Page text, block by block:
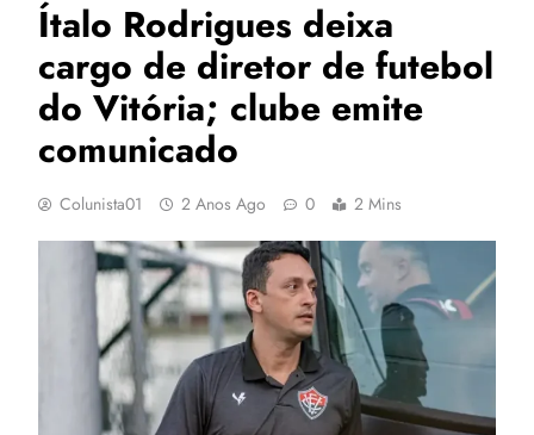
Ítalo Rodrigues deixa
cargo de diretor de futebol
do Vitória; clube emite
comunicado
Colunista01 2 Anos Ago 0 2 Mins